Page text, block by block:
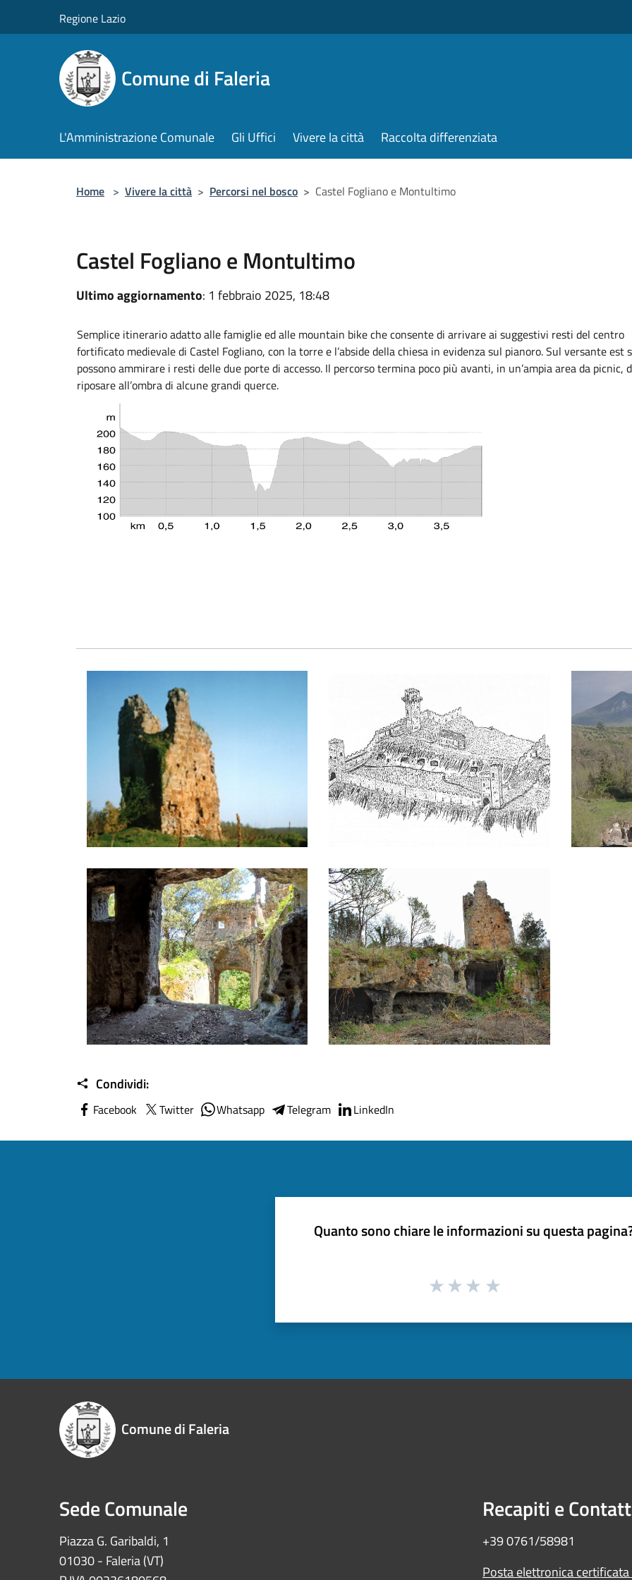
Regione Lazio
Comune di Faleria
L'Amministrazione Comunale Gli Uffici Vivere la città Raccolta differenziata
Home > Vivere la città > Percorsi nel bosco > Castel Fogliano e Montultimo
Castel Fogliano e Montultimo
Ultimo aggiornamento: 1 febbraio 2025, 18:48
Semplice itinerario adatto alle famiglie ed alle mountain bike che consente di arrivare ai suggestivi resti del centro
fortificato medievale di Castel Fogliano, con la torre e l’abside della chiesa in evidenza sul pianoro. Sul versante est
possono ammirare i resti delle due porte di accesso. Il percorso termina poco più avanti, in un’ampia area da picnic,
riposare all’ombra di alcune grandi querce.
Ipogei Fogliano Fogliano
Condividi:
Facebook Twitter Whatsapp Telegram LinkedIn
Quanto sono chiare le informazioni su questa
Comune di Faleria
Sede Comunale
Piazza G. Garibaldi, 1
01030 - Faleria (VT)
Recapiti e
+39 0761/58981
Posta elettronica certificata